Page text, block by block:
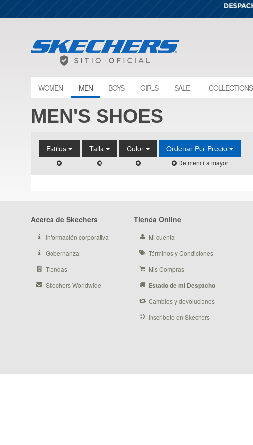
WOMEN MEN BOYS GIRLS SALE COLLECTIONS
MEN'S SHOES
Estilos Talla Color Ordenar Por Precio
De menor a mayor
Acerca de Skechers
Información corporativa
Gobernanza
Tiendas
Skechers Worldwide
Tienda Online
Mi cuenta
Términos y Condiciones
Mis Compras
Estado de mi Despacho
Cambios y devoluciones
Inscribete en Skechers